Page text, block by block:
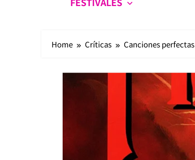
Home Críticas Canciones perfectas